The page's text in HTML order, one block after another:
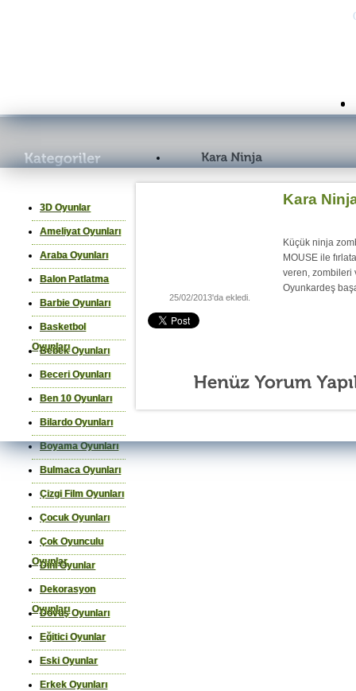
3D Oyunlar
Ameliyat Oyunları
Araba Oyunları
Balon Patlatma
Barbie Oyunları
Basketbol
Oyunları
Bebek Oyunları
Beceri Oyunları
Ben 10 Oyunları
Bilardo Oyunları
Boyama Oyunları
Bulmaca Oyunları
Çizgi Film Oyunları
Çocuk Oyunları
Çok Oyunculu
Oyunlar
Dini Oyunlar
Dekorasyon
Oyunları
Dövüş Oyunları
Eğitici Oyunlar
Eski Oyunlar
Erkek Oyunları
25/02/2013'da ekledi.
Kara
Küçük ninja
MOUSE ile
veren, zombileri
Oyunkardeş